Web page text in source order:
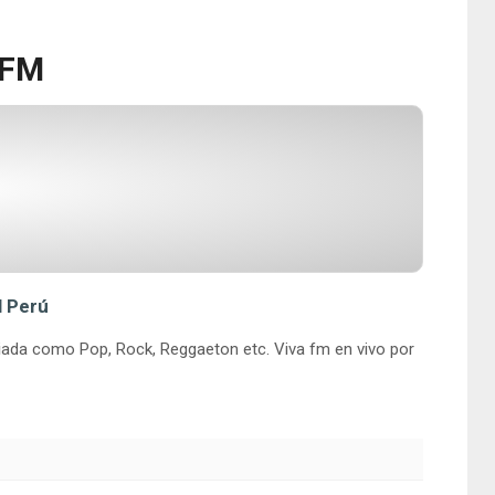
Perú
como Pop, Rock, Reggaeton etc. Viva fm en vivo por